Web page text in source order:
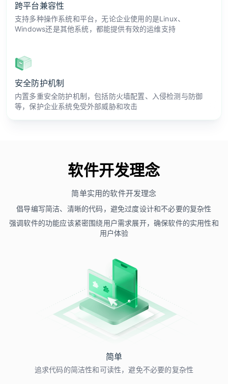
跨平台兼容性
支持多种操作系统和平台，无论企业使用的是Linux、
Windows还是其他系统，都能提供有效的运维支持
安全防护机制
内置多重安全防护机制，包括防火墙配置、入侵检测与防御
等，保护企业系统免受外部威胁和攻击
软件开发理念
简单实用的软件开发理念
倡导编写简洁、清晰的代码，避免过度设计和不必要的复杂性
强调软件的功能应该紧密围绕用户需求展开，确保软件的实用性和
用户体验
简单
追求代码的简洁性和可读性，避免不必要的复杂性